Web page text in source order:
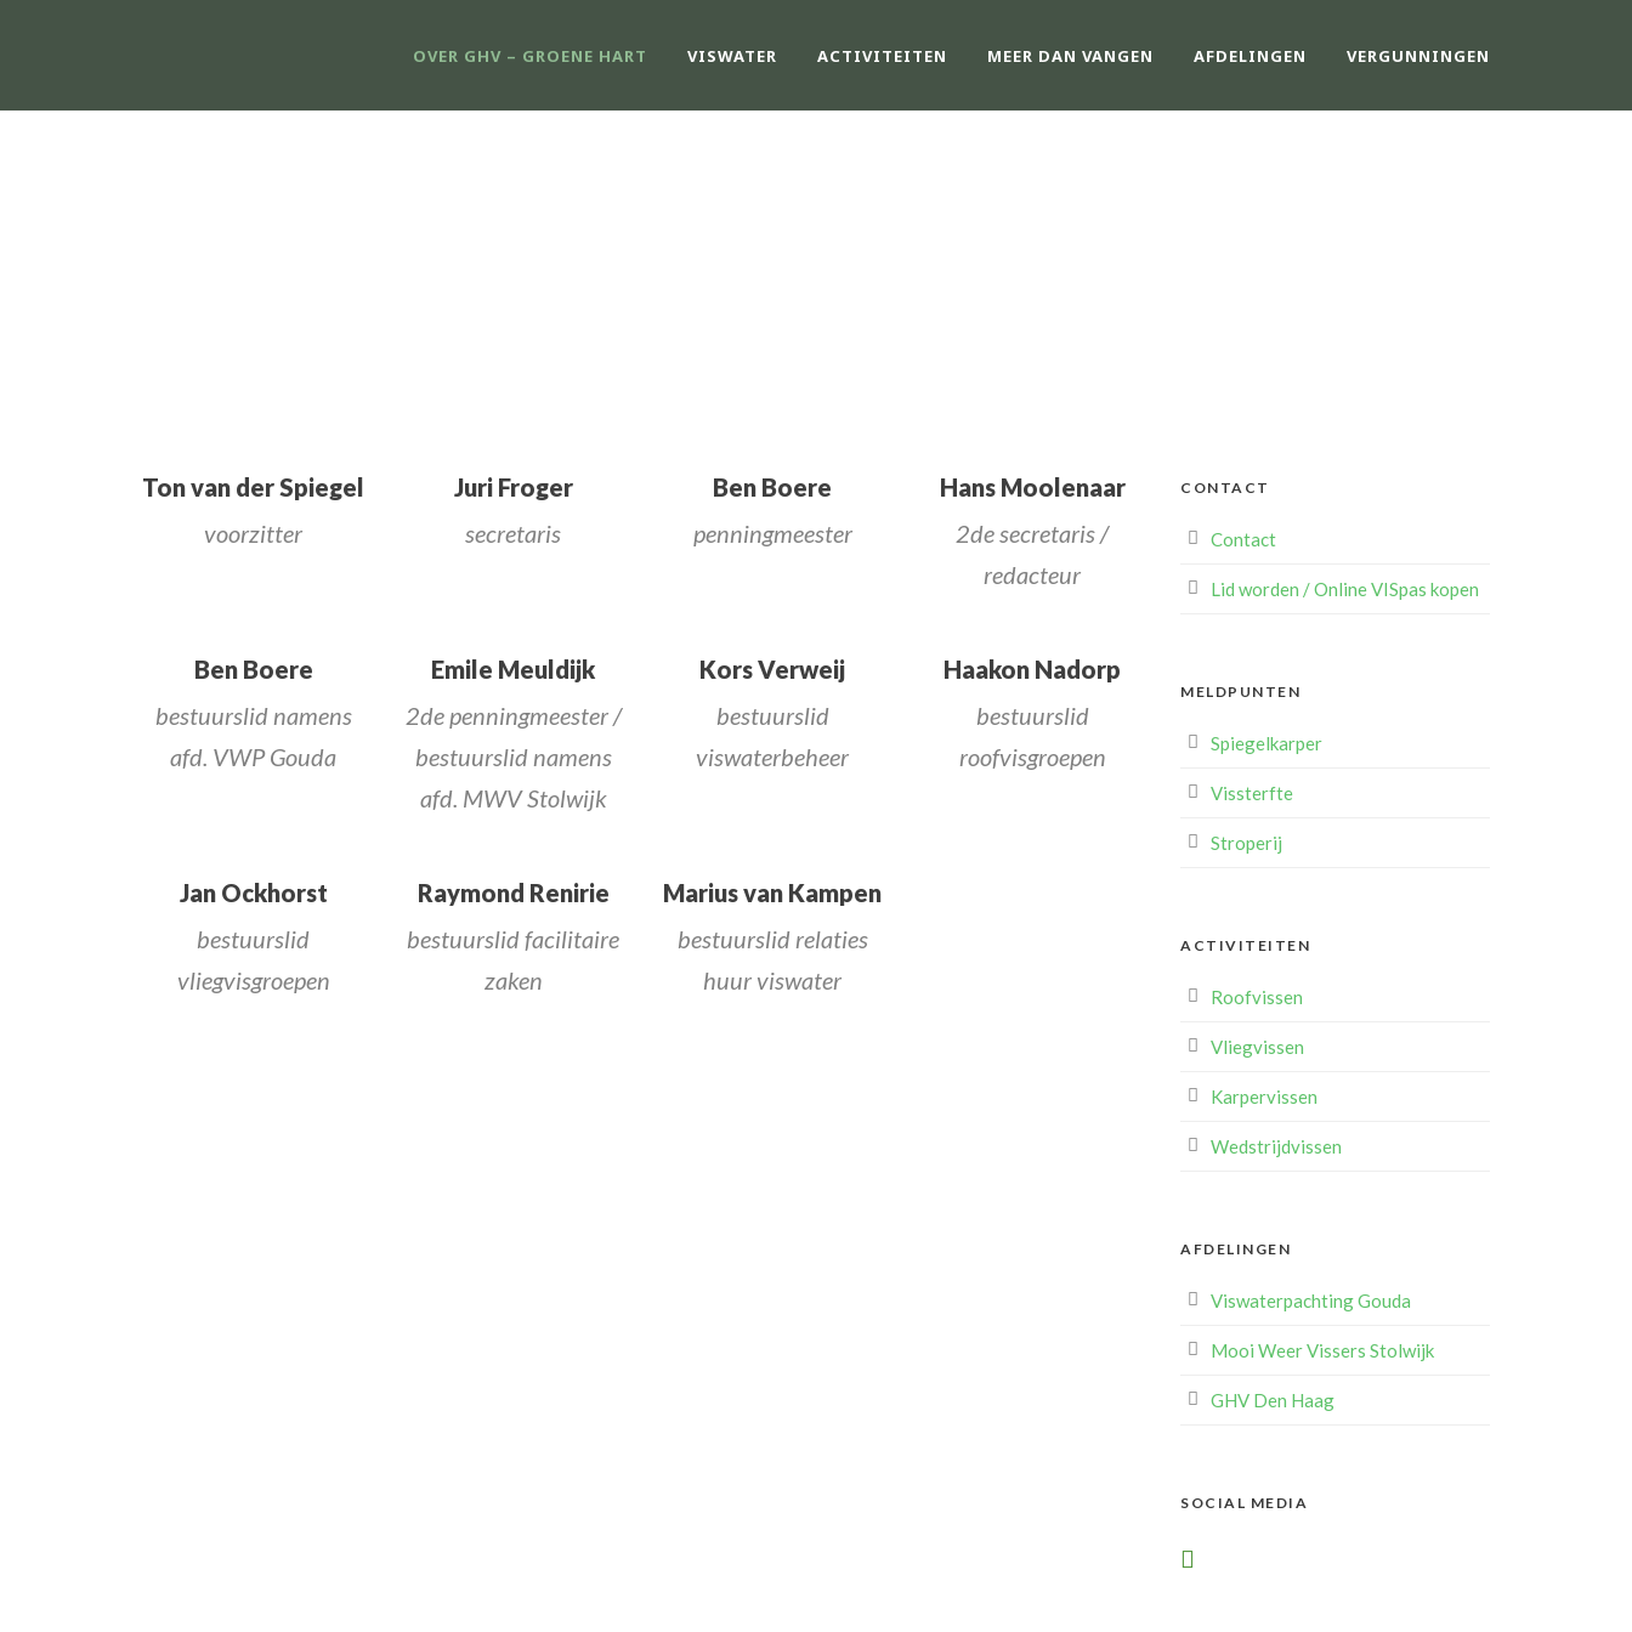
OVER GHV – GROENE HART VISWATER ACTIVITEITEN MEER DAN VANGEN AFDELINGEN VERGUNNINGEN
Ton van der Spiegel
voorzitter
Juri Froger
secretaris
Ben Boere
penningmeester
Hans Moolenaar
2de secretaris /
redacteur
Ben Boere
bestuurslid namens
afd. VWP Gouda
Emile Meuldijk
2de penningmeester /
bestuurslid namens
afd. MWV Stolwijk
Kors Verweij
bestuurslid
viswaterbeheer
Haakon Nadorp
bestuurslid
roofvisgroepen
Jan Ockhorst
bestuurslid
vliegvisgroepen
Raymond Renirie
bestuurslid facilitaire
zaken
Marius van Kampen
bestuurslid relaties
huur viswater
CONTACT
Contact
Lid worden / Online VISpas kopen
MELDPUNTEN
Spiegelkarper
Vissterfte
Stroperij
ACTIVITEITEN
Roofvissen
Vliegvissen
Karpervissen
Wedstrijdvissen
AFDELINGEN
Viswaterpachting Gouda
Mooi Weer Vissers Stolwijk
GHV Den Haag
SOCIAL MEDIA